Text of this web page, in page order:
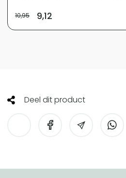
10,95 9,12
Deel dit product